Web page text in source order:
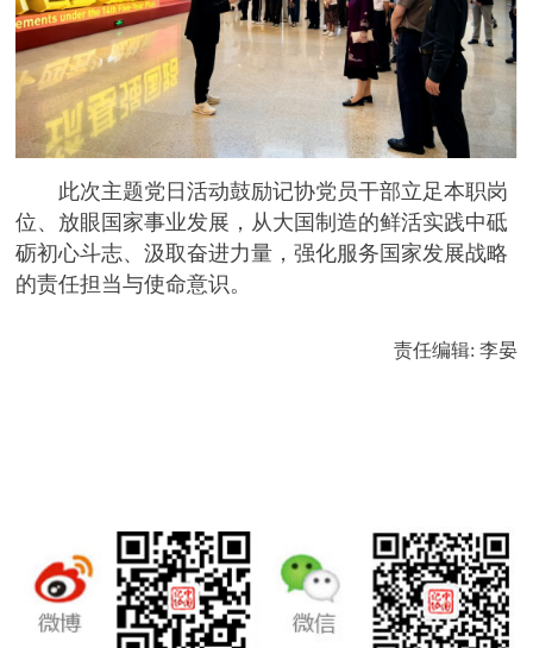
此次主题党日活动鼓励记协党员干部立足本职岗
位、放眼国家事业发展，从大国制造的鲜活实践中砥
砺初心斗志、汲取奋进力量，强化服务国家发展战略
的责任担当与使命意识。
责任编辑: 李晏